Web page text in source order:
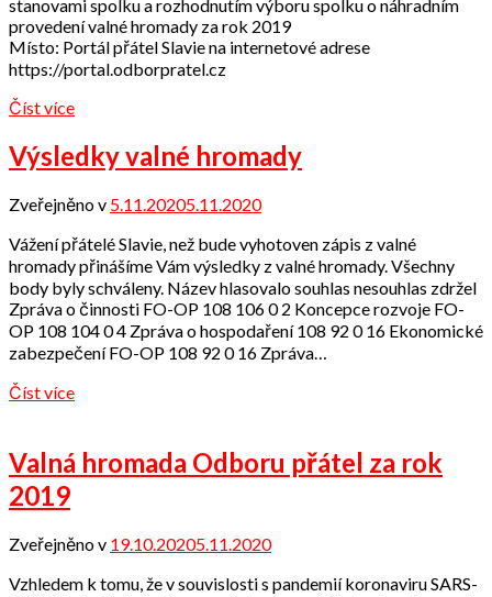
stanovami spolku a rozhodnutím výboru spolku o náhradním
provedení valné hromady za rok 2019
Místo: Portál přátel Slavie na internetové adrese
https://portal.odborpratel.cz
Číst více
Výsledky valné hromady
Zveřejněno v 5.11.20205.11.2020od
přátel
Vážení přátelé Slavie, než bude vyhotoven zápis z valné
hromady přinášíme Vám výsledky z valné hromady. Všechny
body byly schváleny. Název hlasovalo souhlas nesouhlas zdržel
Zpráva o činnosti FO-OP 108 106 0 2 Koncepce rozvoje FO-
OP 108 104 0 4 Zpráva o hospodaření 108 92 0 16 Ekonomické
zabezpečení FO-OP 108 92 0 16 Zpráva…
Číst více
Valná hromada Odboru přátel za rok
2019
Zveřejněno v 19.10.20205.11.2020od
přátel
Vzhledem k tomu, že v souvislosti s pandemií koronaviru SARS-